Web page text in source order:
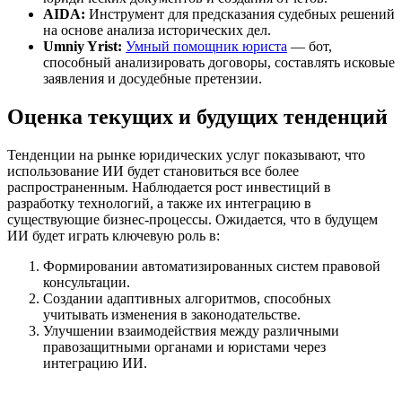
AIDA: Инструмент для предсказания судебных решений
на основе анализа исторических дел.
Umniy Yrist: Умный помощник юриста — бот,
способный анализировать договоры, составлять исковые
заявления и досудебные претензии.
Оценка текущих и будущих тенденций
Тенденции на рынке юридических услуг показывают, что
использование ИИ будет становиться все более
распространенным. Наблюдается рост инвестиций в
разработку технологий, а также их интеграцию в
существующие бизнес-процессы. Ожидается, что в будущем
ИИ будет играть ключевую роль в:
Формировании автоматизированных систем правовой
консультации.
Создании адаптивных алгоритмов, способных
учитывать изменения в законодательстве.
Улучшении взаимодействия между различными
правозащитными органами и юристами через
интеграцию ИИ.